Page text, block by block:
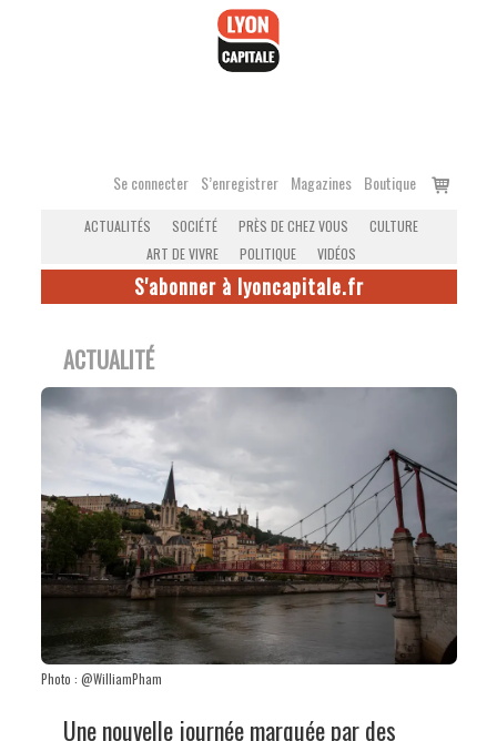
Se connecter S’enregistrer Magazines Boutique
Voir
ACTUALITÉS SOCIÉTÉ PRÈS DE CHEZ VOUS
CULTURE
ART DE VIVRE
POLITIQUE VIDÉOS
S'abonner à lyoncapitale.fr
ACTUALITÉ
Photo : @WilliamPham
Une nouvelle journée marquée par des